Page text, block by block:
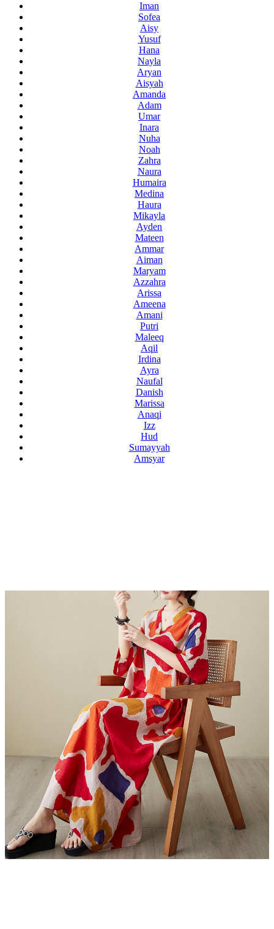
Iman
Sofea
Aisy
Yusuf
Hana
Nayla
Aryan
Aisyah
Amanda
Adam
Umar
Inara
Nuha
Noah
Zahra
Naura
Humaira
Medina
Haura
Mikayla
Ayden
Mateen
Ammar
Aiman
Maryam
Azzahra
Arissa
Ameena
Amani
Putri
Maleeq
Aqil
Irdina
Ayra
Naufal
Danish
Marissa
Anaqi
Izz
Hud
Sumayyah
Amsyar